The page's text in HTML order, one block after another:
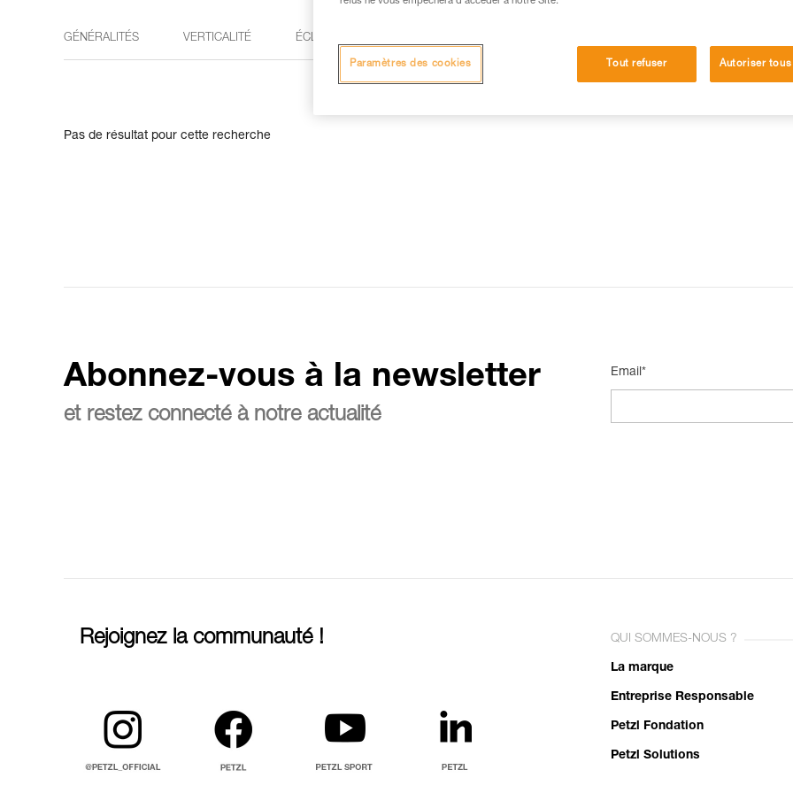
GÉNÉRALITÉS VERTICALITÉ ÉCLAIRAGE
Pas de résultat pour cette recherche
Abonnez-vous à la newsletter
et restez connecté à notre actualité
Email*
Rejoignez la communauté ! QUI SOMMES-NOUS ?
La marque
Entreprise Responsable
Petzl Fondation
Petzl Solutions
Tout refuser Autoriser
Paramètres des cookies